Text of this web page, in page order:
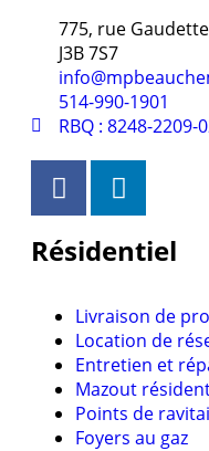
775, rue
J3B 7S7
514-990-1901
RBQ : 8248-2209-
Résidentiel
Livraison de
Location de
Entretien et
Mazout
Points de
Foyers au gaz